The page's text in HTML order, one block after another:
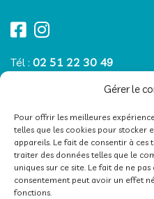
Gérer le
Pour offrir les meilleures
telles que les cookies pour stocker
appareils. Le fait de consentir à
traiter des données telles que le
uniques sur ce site. Le fait de ne
consentement peut avoir un effet
fonctions.
Tél : 02 51 22 30 49
du lundi au samedi
de 8h30 à 12h et de 13h30
Haute saison (juillet et août)
du lundi au dimanche